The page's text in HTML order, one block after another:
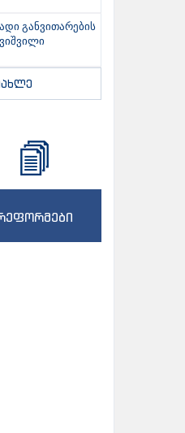
განვითარების